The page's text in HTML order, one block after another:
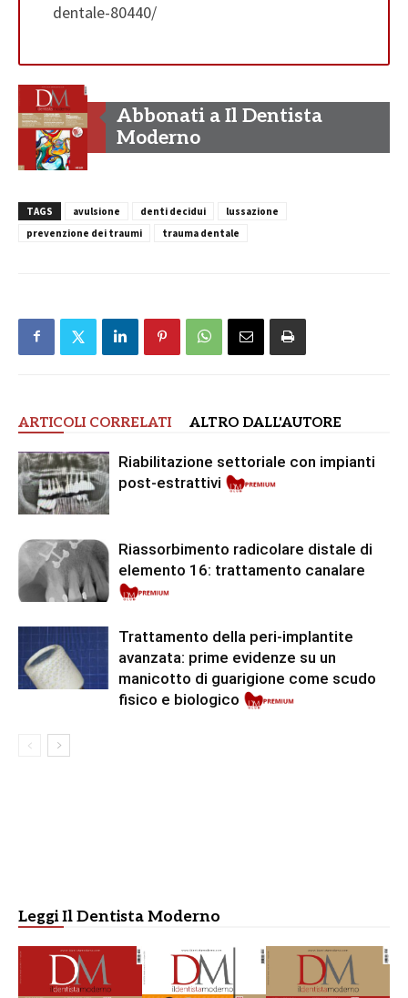
dentale-80440/
Abbonati a Il Dentista
Moderno
TAGS avulsione denti decidui
lussazione
prevenzione dei traumi
trauma dentale
ARTICOLI CORRELATI ALTRO DALL'AUTORE
Riabilitazione settoriale con impianti
post-estrattivi
Riassorbimento radicolare distale di
elemento 16: trattamento canalare
Trattamento della peri-implantite
avanzata: prime evidenze su un
manicotto di guarigione come scudo
fisico e biologico
Leggi Il Dentista Moderno